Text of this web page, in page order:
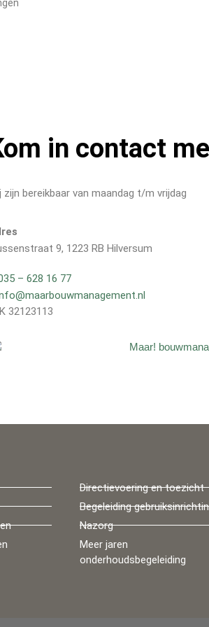
in contact
zijn bereikbaar van maandag t/m vrijdag
9, 1223 RB Hilversum
– 628 16 77
32123113
Directievoering en toezicht
Begeleiding
Nazorg
Meer jaren
onderhoudsbegeleiding